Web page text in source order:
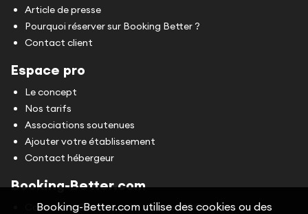
Article de presse
Pourquoi réserver sur Booking Better ?
Contact client
Espace pro
Le concept
Nos tarifs
Associations soutenues
Ajouter votre établissement
Contact hébergeur
Booking-Better.com
Conditions Générales d'Utilisation (CGU)
Booking-Better.com utilise des cookies ou des